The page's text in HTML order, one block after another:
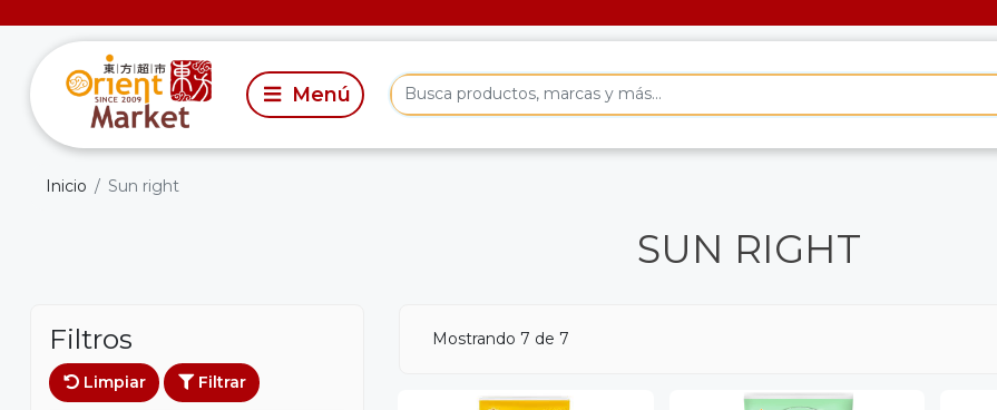
Inicio Sun right
SUN RIGHT
Filtros
Limpiar Filtrar
Mostrando 7 de 7